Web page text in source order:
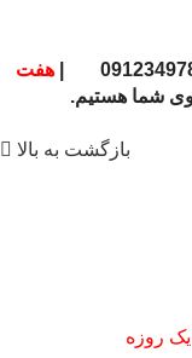
هفت
شما هستیم.
بازگشت به بالا
یک روزه